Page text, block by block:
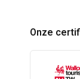
Onze